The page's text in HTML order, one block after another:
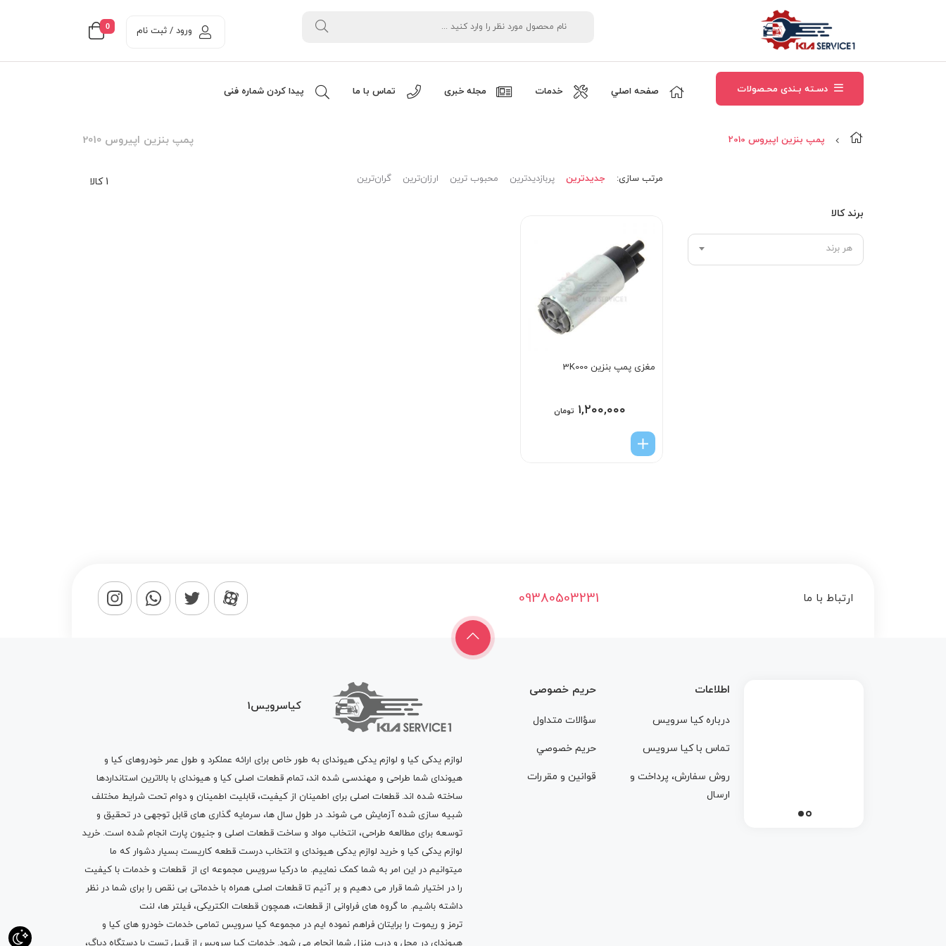
0 ورود / ثبت نام
دسـته بـندی محـصولات صفحه اصلي خدمات مجله خبری تماس با ما پیدا کردن شماره فنی
پمپ بنزین اپیروس 2010 پمپ بنزین اپیروس 2010
برند کالا
هر برند
1 کالا مرتب‌ سازی: جدیدترین پربازدیدترین محبوب ترین ارزان‌ترین گران‌ترین
مغزی پمپ بنزین 3K000
۱,۲۰۰,۰۰۰ تومان
ارتباط با ما 09380503231
اطلاعات
درباره کيا سرويس
تماس با کيا سرويس
روش سفارش، پرداخت و
ارسال
حریم خصوصی
سؤالات متداول
حريم خصوصي
قوانين و مقررات
کیاسرویس1
لوازم یدکی کیا و لوازم یدکی هیوندای به طور خاص برای ارائه عملکرد و طول عمر خودروهای کیا و
هیوندای شما طراحی و مهندسی شده اند، تمام قطعات اصلی کیا و هیوندای با بالاترین استانداردها
ساخته شده اند. قطعات اصلی برای اطمینان از کیفیت، قابلیت اطمینان و دوام تحت شرایط مختلف
شبیه سازی شده آزمایش می شوند. در طول سال ها، سرمایه گذاری های قابل توجهی در تحقیق و
توسعه برای مطالعه طراحی، انتخاب مواد و ساخت قطعات اصلی و جنیون پارت انجام شده است. خرید
لوازم یدکی کیا و خرید لوازم یدکی هیوندای و انتخاب درست قطعه کاریست بسیار دشوار که ما
میتوانیم در این امر به شما کمک نماییم. ما درکیا سرویس مجموعه ای از قطعات و خدمات با کیفیت
را در اختیار شما قرار می دهیم و بر آنیم تا قطعات اصلی همراه با خدماتی بی نقص را برای شما در نظر
داشته باشیم. ما گروه های فراوانی از قطعات، همچون قطعات الکتریکی، فیلتر ها، لنت
ترمز و ریموت را برایتان فراهم نموده ایم در مجموعه کیا سرویس تمامی خدمات خودرو های کیا و
هیوندای در محل و درب منزل شما انجام می شود. خدمات کیا سرویس از قبیل تست با دستگاه دیاگ،